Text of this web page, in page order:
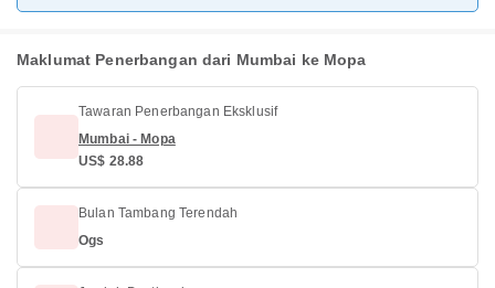
Maklumat Penerbangan dari Mumbai ke Mopa
Tawaran Penerbangan Eksklusif
Mumbai - Mopa
US$ 28.88
Bulan Tambang Terendah
Ogs